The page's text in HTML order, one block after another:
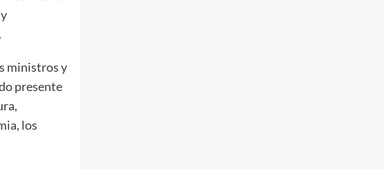
ministros y
presente
los